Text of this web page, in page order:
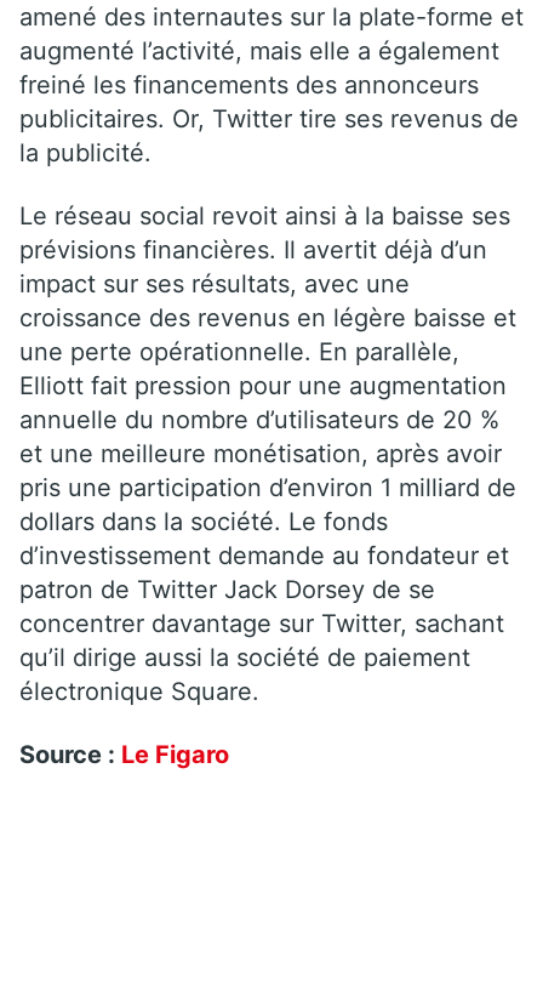
amené des internautes sur la plate-forme et
augmenté l’activité, mais elle a également
freiné les financements des annonceurs
publicitaires. Or, Twitter tire ses revenus de
la publicité.
Le réseau social revoit ainsi à la baisse ses
prévisions financières. Il avertit déjà d’un
impact sur ses résultats, avec une
croissance des revenus en légère baisse et
une perte opérationnelle. En parallèle,
Elliott fait pression pour une augmentation
annuelle du nombre d’utilisateurs de 20 %
et une meilleure monétisation, après avoir
pris une participation d’environ 1 milliard de
dollars dans la société. Le fonds
d’investissement demande au fondateur et
patron de Twitter Jack Dorsey de se
concentrer davantage sur Twitter, sachant
qu’il dirige aussi la société de paiement
électronique Square.
Source : Le Figaro